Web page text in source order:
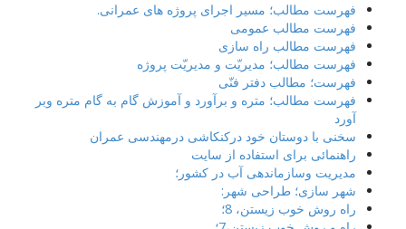
فهرست مطالب؛ مسیر اجرای پروژه های عمرانی.
فهرست مطالب عمومی
فهرست مطالب راه سازی
فهرست مطالب؛ مدیریّت و مدیریّت پروژه
فهرست؛ مطالب دفتر فنّی
فهرست مطالب؛ متره و برآورد و آموزش گام به گام متره وبر
آورد
سخنی با دوستان خود درکنکاشی درمهندسی عمران
راهنمائی برای استفاده از سایت
مدیریت وسازماندهی آب در کشور؛
شهر سازی؛ طراحی شهر:
راه روش خوب زیستن، 8؛